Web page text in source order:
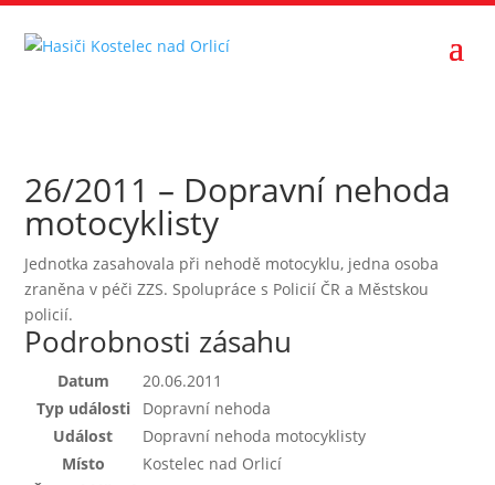
26/2011 – Dopravní nehoda
motocyklisty
Jednotka zasahovala při nehodě motocyklu, jedna osoba
zraněna v péči ZZS. Spolupráce s Policií ČR a Městskou
policií.
Podrobnosti zásahu
Datum
20.06.2011
Typ události
Dopravní nehoda
Událost
Dopravní nehoda motocyklisty
Místo
Kostelec nad Orlicí